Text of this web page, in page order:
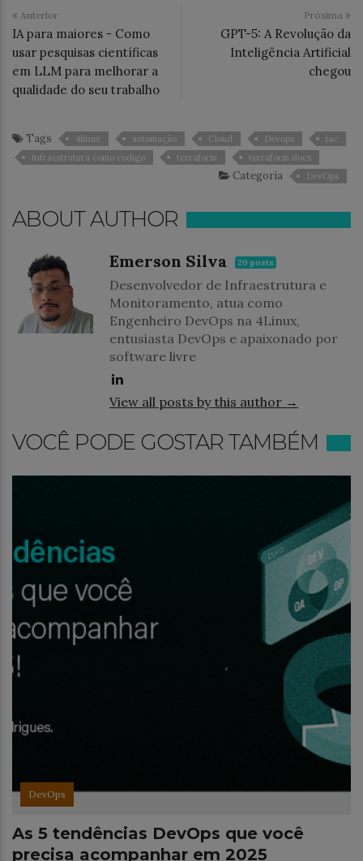
Anterior
IA para maiores - Como
usar pesquisas científicas
em LLM para melhorar a
qualidade do seu trabalho
Próxima
GPT-5: A Revolução da
Inteligência Artificial
chegou
Tags 4linux automação Cloud Devops
iac
infraestrutura como codigo
terraform terraform docs
Categoria DevOps
ABOUT AUTHOR
Emerson Silva 20 posts
Desenvolvedor de Infraestrutura e
Monitoramento, atua como
Engenheiro DevOps na 4Linux,
entusiasta DevOps e apaixonado por
software livre
View all posts by this author →
VOCÊ PODE GOSTAR TAMBÉM
DevOps
As 5 tendências DevOps que você
precisa acompanhar em 2025